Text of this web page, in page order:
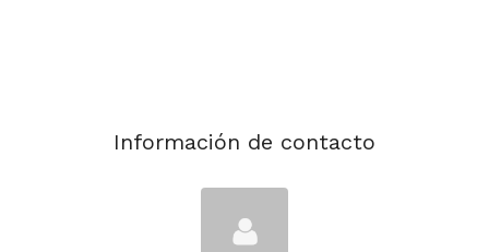
Información de contacto